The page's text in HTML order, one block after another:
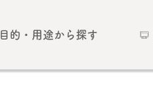
目的・用途から探す